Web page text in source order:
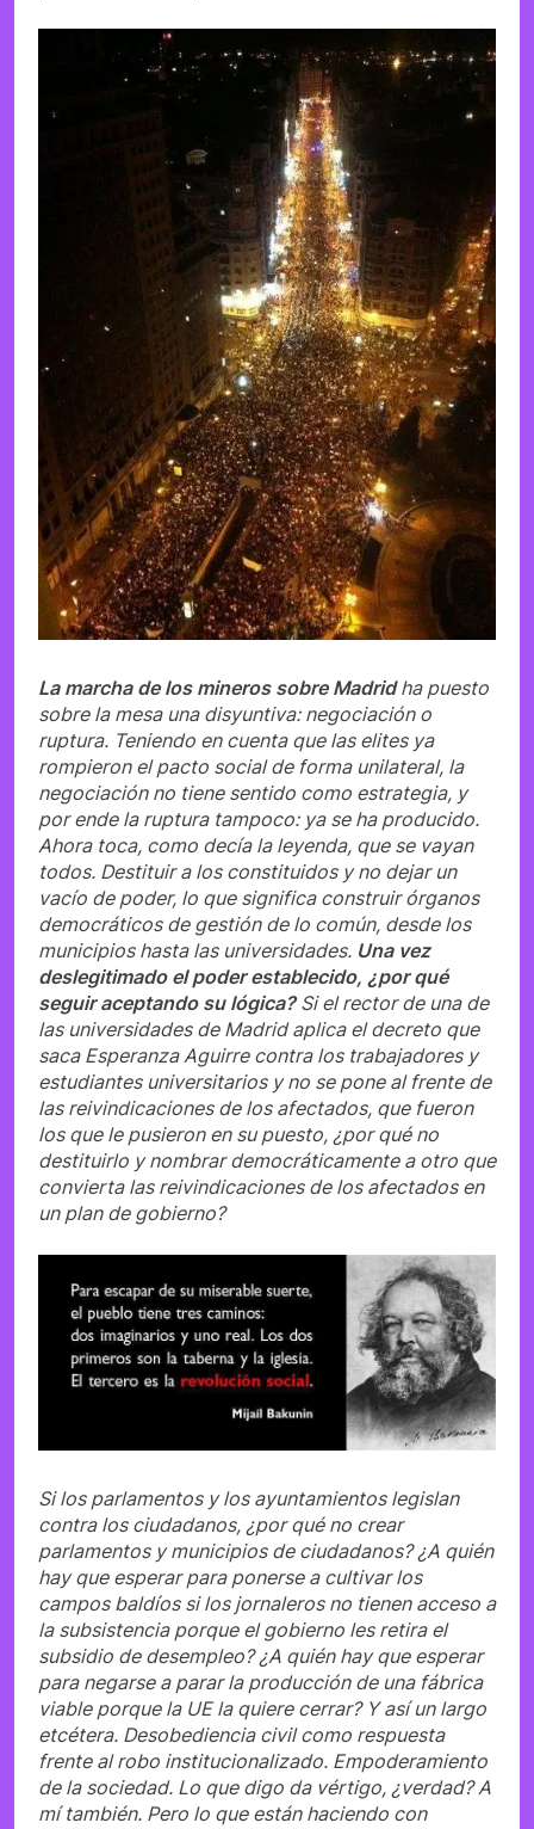
La marcha de los mineros sobre Madridha puesto
sobre la mesa una disyuntiva: negociación o
ruptura. Teniendo en cuenta que las elites ya
rompieron el pacto social de forma unilateral, la
negociación no tiene sentido como estrategia, y
por ende la ruptura tampoco: ya se ha producido.
Ahora toca, como decía la leyenda, que se vayan
todos. Destituir a los constituidos y no dejar un
vacío de poder, lo que significa construir órganos
democráticos de gestión de lo común, desde los
municipios hasta las universidades. Una vez
deslegitimado el poder establecido, ¿por qué
seguir aceptando su lógica?Si el rector de una de
las universidades de Madrid aplica el decreto que
saca Esperanza Aguirre contra los trabajadores y
estudiantes universitarios y no se pone al frente de
las reivindicaciones de los afectados, que fueron
los que le pusieron en su puesto, ¿por qué no
destituirlo y nombrar democráticamente a otro que
convierta las reivindicaciones de los afectados en
un plan de gobierno?
Si los parlamentos y los ayuntamientos legislan
contra los ciudadanos, ¿por qué no crear
parlamentos y municipios de ciudadanos? ¿A quién
hay que esperar para ponerse a cultivar los
campos baldíos si los jornaleros no tienen acceso a
la subsistencia porque el gobierno les retira el
subsidio de desempleo? ¿A quién hay que esperar
para negarse a parar la producción de una fábrica
viable porque la UE la quiere cerrar? Y así un largo
etcétera. Desobediencia civil como respuesta
frente al robo institucionalizado. Empoderamiento
de la sociedad. Lo que digo da vértigo, ¿verdad? A
mí también. Pero lo que están haciendo con